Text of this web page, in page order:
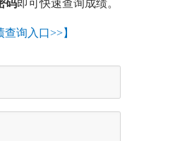
码即可快速查询成绩。
询入口>>】